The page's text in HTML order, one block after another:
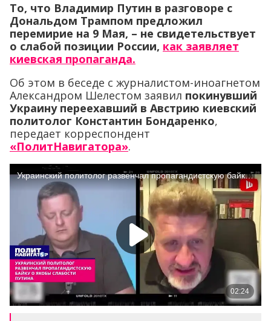
То, что Владимир Путин в разговоре с
Дональдом Трампом предложил
перемирие на 9 Мая, – не свидетельствует
о слабой позиции России, как заявляет
киевская пропаганда.
Об этом в беседе с журналистом-иноагнетом
Александром Шелестом заявил покинувший
Украину переехавший в Австрию киевский
политолог Константин Бондаренко,
передает корреспондент
«ПолитНавигатора».